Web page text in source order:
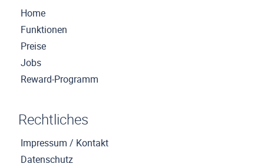
Home
Funktionen
Preise
Jobs
Reward-Programm
Rechtliches
Impressum / Kontakt
Datenschutz